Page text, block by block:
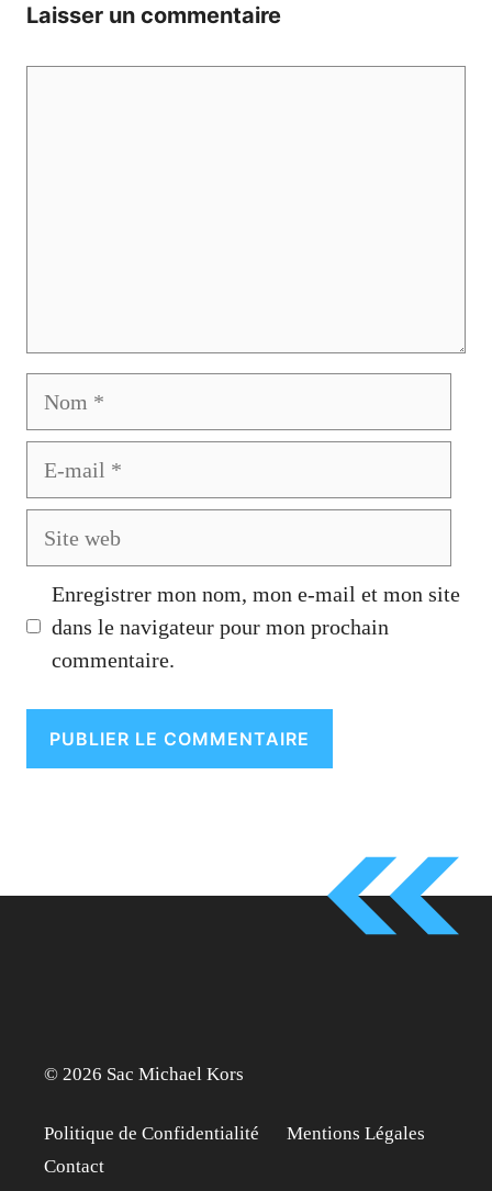
Laisser un commentaire
Enregistrer mon nom, mon e-mail et mon site
dans le navigateur pour mon prochain
commentaire.
© 2026 Sac Michael Kors
Politique de Confidentialité
Mentions Légales
Contact